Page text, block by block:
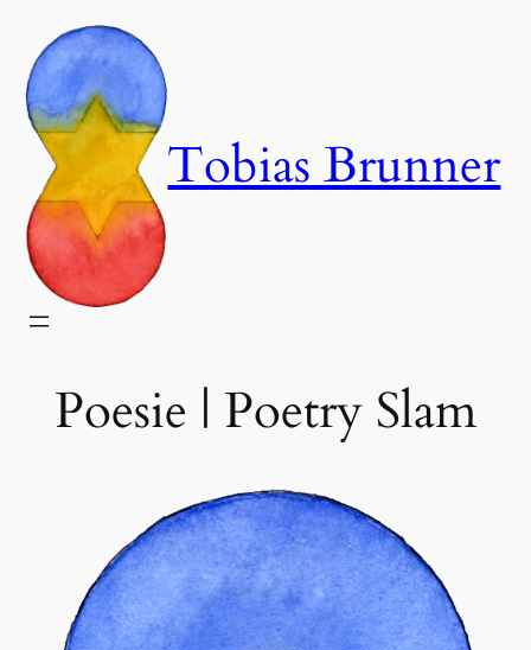
Inhalt
springen
Tobias Brunner
Poesie | Poetry Slam